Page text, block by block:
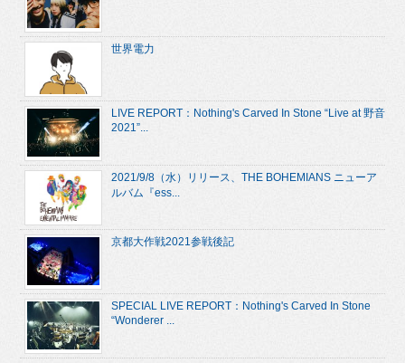
世界電力
LIVE REPORT：Nothing's Carved In Stone “Live at 野音
2021”...
2021/9/8（水）リリース、THE BOHEMIANS ニューア
ルバム『ess...
京都大作戦2021参戦後記
SPECIAL LIVE REPORT：Nothing's Carved In Stone
“Wonderer ...